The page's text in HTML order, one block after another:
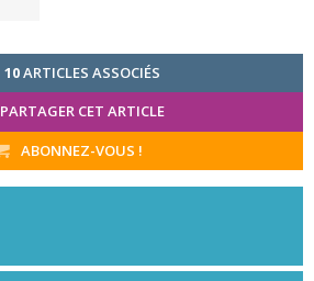
10ARTICLES ASSOCIÉS
PARTAGER CET ARTICLE
ABONNEZ-VOUS !